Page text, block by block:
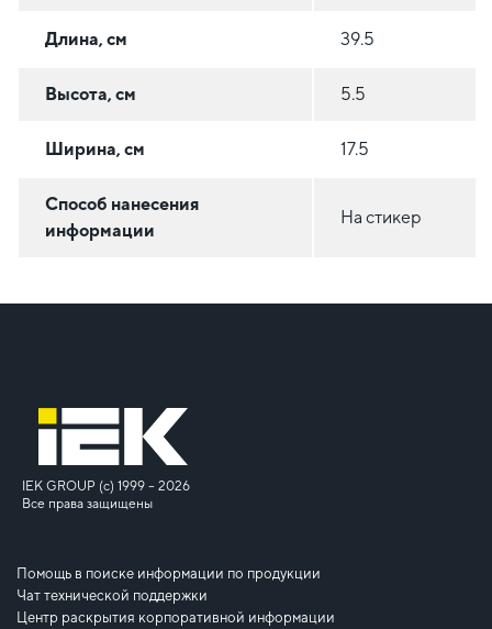
Длина, см 39.5
Высота, см 5.5
Ширина, см 17.5
Способ нанесения
информации
На стикер
IEK GROUP (c) 1999 – 2026
Все права защищены
Помощь в поиске информации по продукции
Чат технической поддержки
Центр раскрытия корпоративной информации